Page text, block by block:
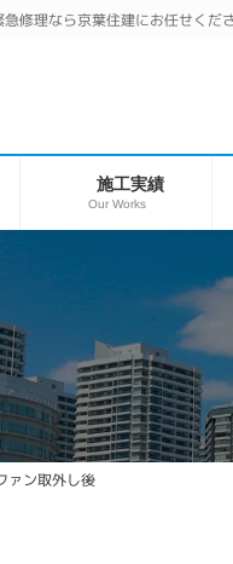
修理なら京葉住建にお任せくだ
施工実績
Our Works
ン取外し後